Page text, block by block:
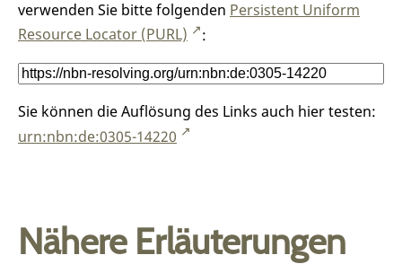
verwenden Sie bitte folgenden Persistent Uniform
Resource Locator (PURL)
:
Sie können die Auflösung des Links auch hier testen:
urn:nbn:de:0305-14220
Nähere Erläuterungen